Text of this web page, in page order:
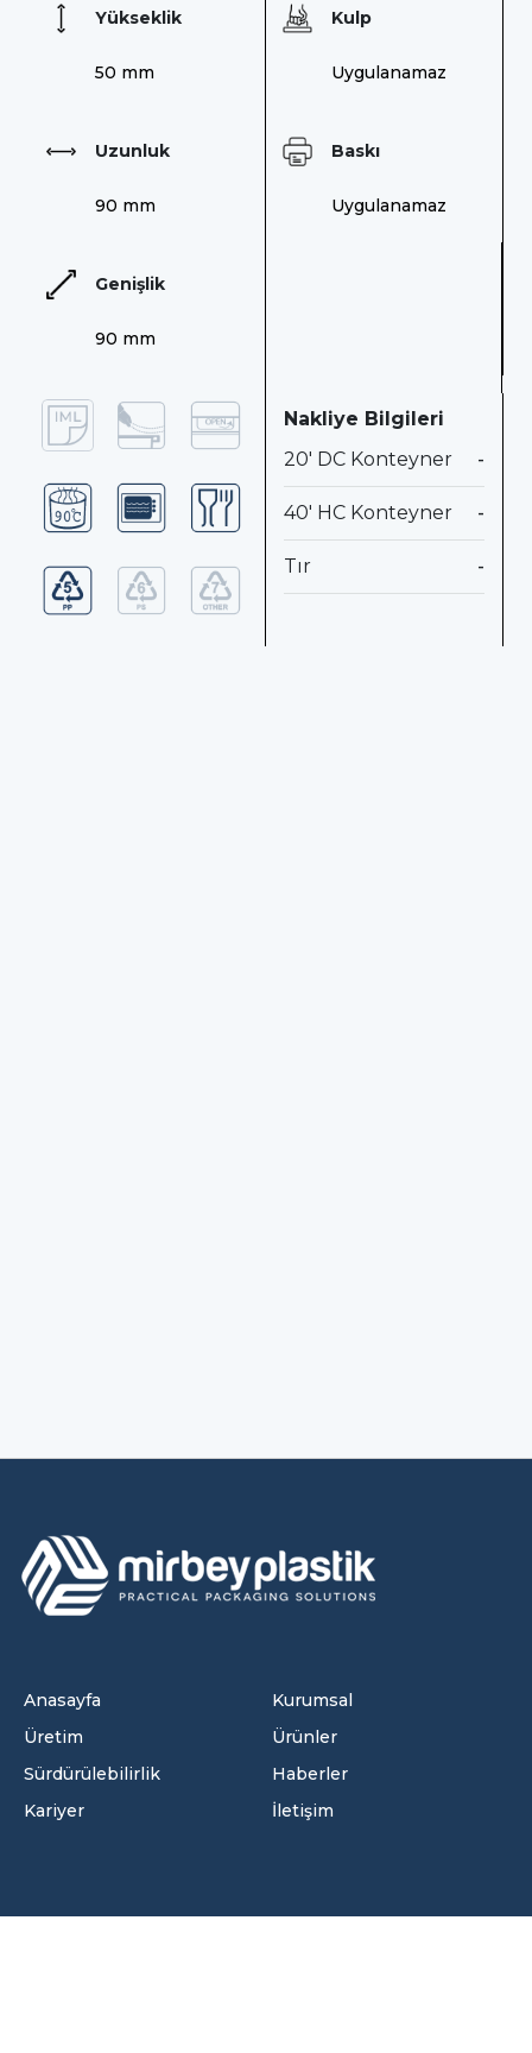
Yükseklik
50 mm
Kulp
Uygulanamaz
Uzunluk
90 mm
Baskı
Uygulanamaz
Genişlik
90 mm
Nakliye Bilgileri
20' DC Konteyner
-
40' HC Konteyner -
Tır -
Anasayfa
Kurumsal
Üretim
Ürünler
Sürdürülebilirlik
Haberler
Kariyer
İletişim